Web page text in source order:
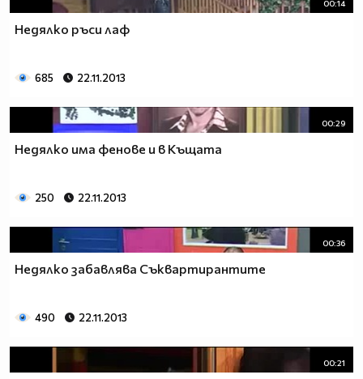
00:14
Недялко ръси лаф
685 22.11.2013
00:29
Недялко има фенове и в Къщата
250 22.11.2013
00:36
Недялко забавлява Съквартирантите
490 22.11.2013
00:21